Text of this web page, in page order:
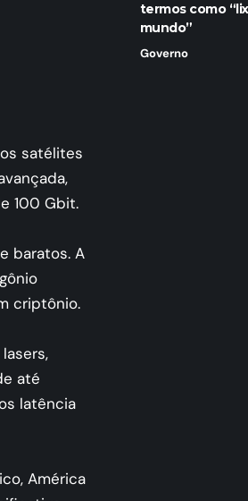
satélites
100 Gbit.
baratos. A
criptônio.
até
latência
América
termos como
mundo”
Governo